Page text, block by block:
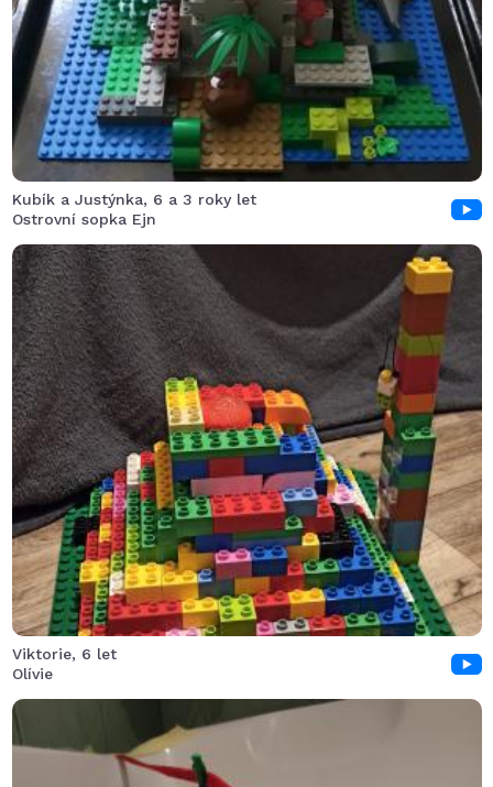
zraněn.
Kubík a Justýnka, 6 a 3 roky let
Ostrovní sopka Ejn
Sopka Olívie začne chrlit lávu v okamžiku, kdy
průzkumník Ogel se spouští na druhou stranu za sopku.
Viktorie, 6 let
Olívie